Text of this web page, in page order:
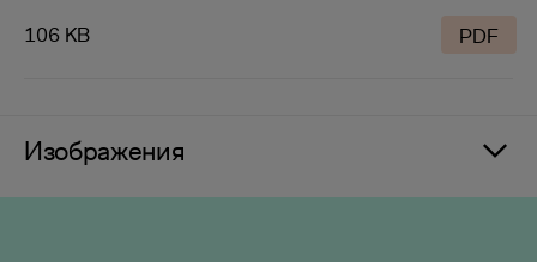
106 KB PDF
Изображения